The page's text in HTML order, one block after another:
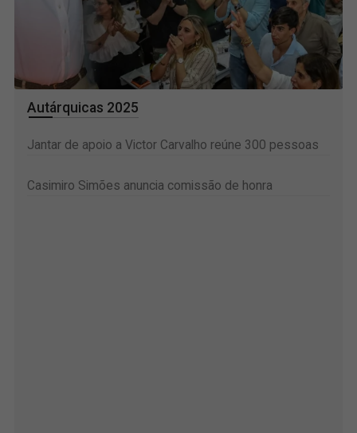
Autárquicas 2025
Jantar de apoio a Victor Carvalho reúne 300 pessoas
Casimiro Simões anuncia comissão de honra
Mais informação